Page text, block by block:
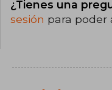
¿Tienes una
sesión para poder